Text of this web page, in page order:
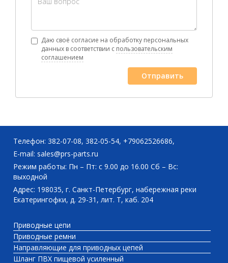
Даю своё согласие на обработку персональных
данных в соответствии с пользовательским
соглашением
Отправить
Телефон: 382-07-08, 382-05-54, +79062526686,
E-mail: sales@prs-parts.ru
Режим работы: Пн – Пт: с 9.00 до 16.00 Сб – Вс:
выходной
Адрес: 198035, г. Санкт-Петербург, набережная реки
Екатерингофки, д. 29-31, лит. Т, каб. 204
Приводные цепи
Приводные ремни
Направляющие для приводных цепей
Шланг ПВХ пищевой усиленный